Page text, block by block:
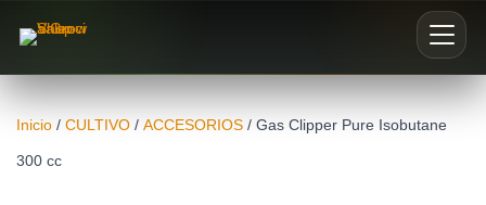
Nosotros
Inicio / CULTIVO / ACCESORIOS / Gas Clipper Pure Isobutane
300 cc